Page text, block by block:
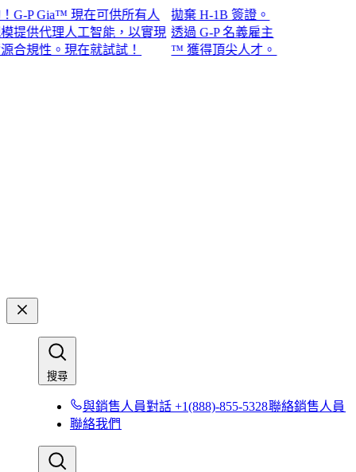
P Gia™ 現在可供所有人
代理人工智能，以實現
性。現在就試試！​​
拋棄 H-1B 簽證。
透過 G-P 名義雇主
™ 獲得頂尖人才。​​
搜尋​​
與銷售人員對話 +1(888)-855-5328​​聯絡銷售人員​​
聯絡我們​​